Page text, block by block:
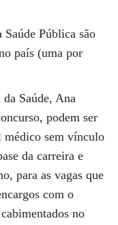
Saúde Pública são
país (uma por
Saúde, Ana
podem ser
médico sem vínculo
da carreira e
para as vagas que
com o
no